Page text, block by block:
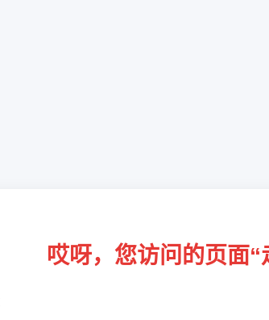
哎呀，您访问的页面“